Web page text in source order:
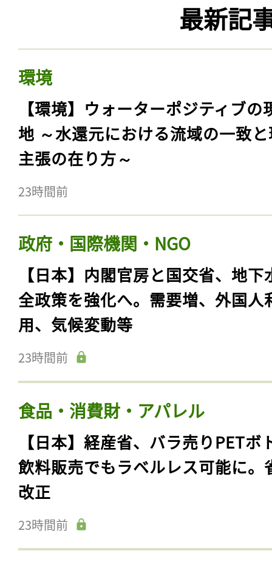
最新記
環境
【環境】ウォーターポジティブの
地 ～水還元における流域の一致
主張の在り方～
23時間前
政府・国際機関・NGO
【日本】内閣官房と国交省、地下
全政策を強化へ。需要増、外国人
用、気候変動等
23時間前
食品・消費財・アパレル
【日本】経産省、バラ売りPETボ
飲料販売でもラベルレス可能に。
改正
23時間前